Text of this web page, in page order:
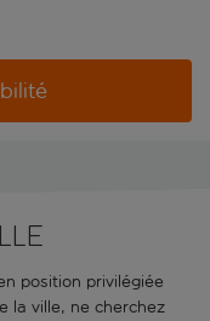
position privilégiée
la ville, ne cherchez